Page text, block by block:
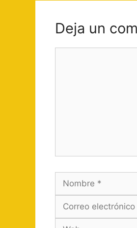
Deja un
Nombre